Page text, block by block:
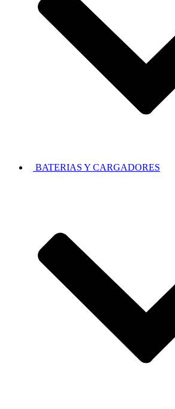
BATERIAS Y CARGADORES